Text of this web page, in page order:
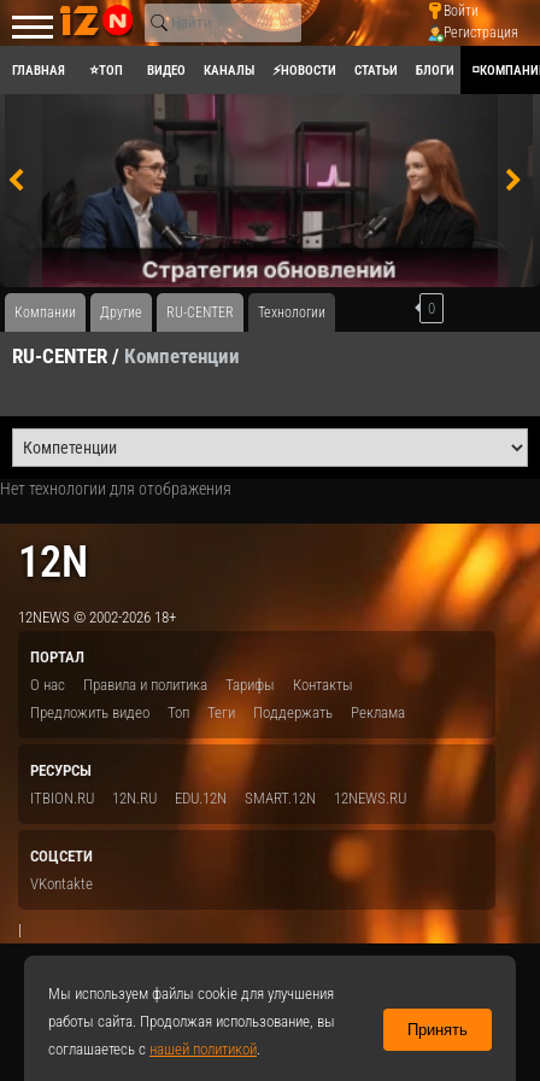
Войти
Регистрация
ГЛАВНАЯ ⭐ТОП ВИДЕО КАНАЛЫ ⚡НОВОСТИ СТАТЬИ БЛОГИ
Компании Другие RU-CENTER Технологии
RU-CENTER / Компетенции
0
Нет технологии для отображения
12N
12NEWS © 2002-2026 18+
ПОРТАЛ
О нас
Правила и политика Тарифы
Контакты
Предложить видео
Топ Теги Поддержать Реклама
РЕСУРСЫ
ITBION.RU
12N.RU EDU.12N SMART.12N 12NEWS.RU
СОЦСЕТИ
VKontakte
|
Мы используем файлы cookie для улучшения
работы сайта. Продолжая использование, вы
соглашаетесь с нашей политикой.
Принять